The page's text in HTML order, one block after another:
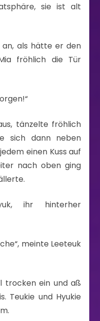
sie ist alt
an, als hätte er den
fröhlich die Tür
tänzelte fröhlich
sich dann neben
einen Kuss auf
nach oben ging
ihr hinterher
meinte Leeteuk
trocken ein und aß
Teukie und Hyukie